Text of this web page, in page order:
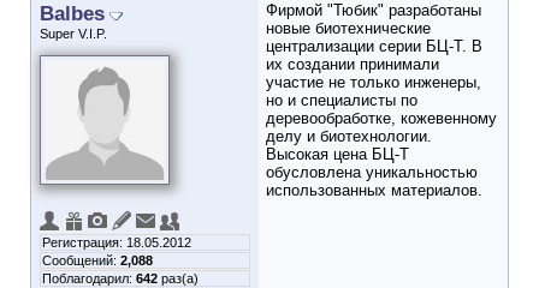
Balbes
Super V.I.P.
Регистрация: 18.05.2012
Сообщений: 2,088
Поблагодарил: 642 раз(а)
Фирмой "Тюбик" разработаны
новые биотехнические
централизации серии БЦ-Т. В
их создании принимали
участие не только инженеры,
но и специалисты по
деревообработке, кожевенному
делу и биотехнологии.
Высокая цена БЦ-Т
обусловлена уникальностью
использованных материалов.